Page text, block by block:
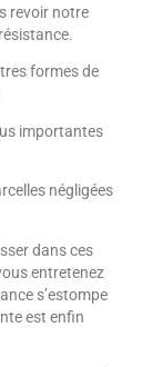
revoir notre
formes de
importantes
négligées
dans ces
entretenez
s’estompe
est enfin